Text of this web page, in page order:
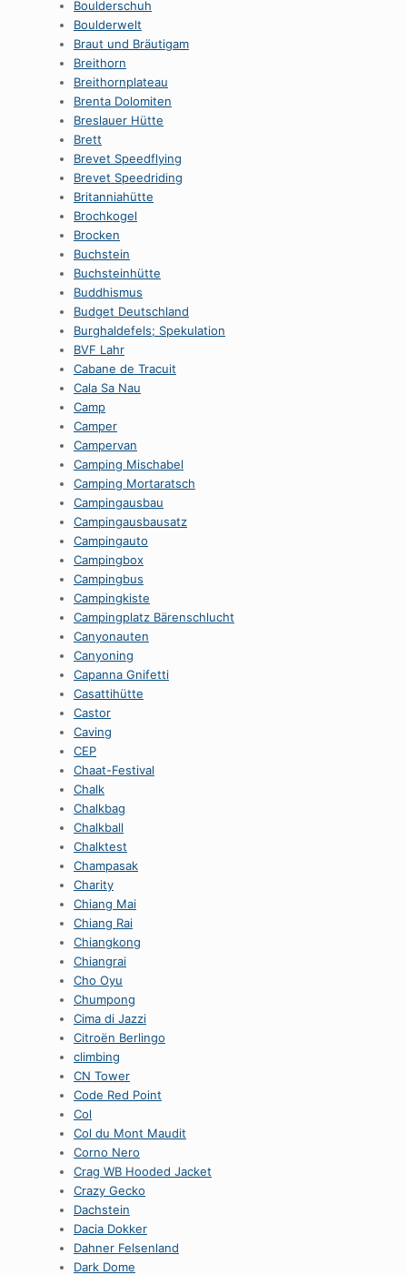
Boulderschuh
Boulderwelt
Braut und Bräutigam
Breithorn
Breithornplateau
Brenta Dolomiten
Breslauer Hütte
Brett
Brevet Speedflying
Brevet Speedriding
Britanniahütte
Brochkogel
Brocken
Buchstein
Buchsteinhütte
Buddhismus
Budget Deutschland
Burghaldefels; Spekulation
BVF Lahr
Cabane de Tracuit
Cala Sa Nau
Camp
Camper
Campervan
Camping Mischabel
Camping Mortaratsch
Campingausbau
Campingausbausatz
Campingauto
Campingbox
Campingbus
Campingkiste
Campingplatz Bärenschlucht
Canyonauten
Canyoning
Capanna Gnifetti
Casattihütte
Castor
Caving
CEP
Chaat-Festival
Chalk
Chalkbag
Chalkball
Chalktest
Champasak
Charity
Chiang Mai
Chiang Rai
Chiangkong
Chiangrai
Cho Oyu
Chumpong
Cima di Jazzi
Citroën Berlingo
climbing
CN Tower
Code Red Point
Col
Col du Mont Maudit
Corno Nero
Crag WB Hooded Jacket
Crazy Gecko
Dachstein
Dacia Dokker
Dahner Felsenland
Dark Dome